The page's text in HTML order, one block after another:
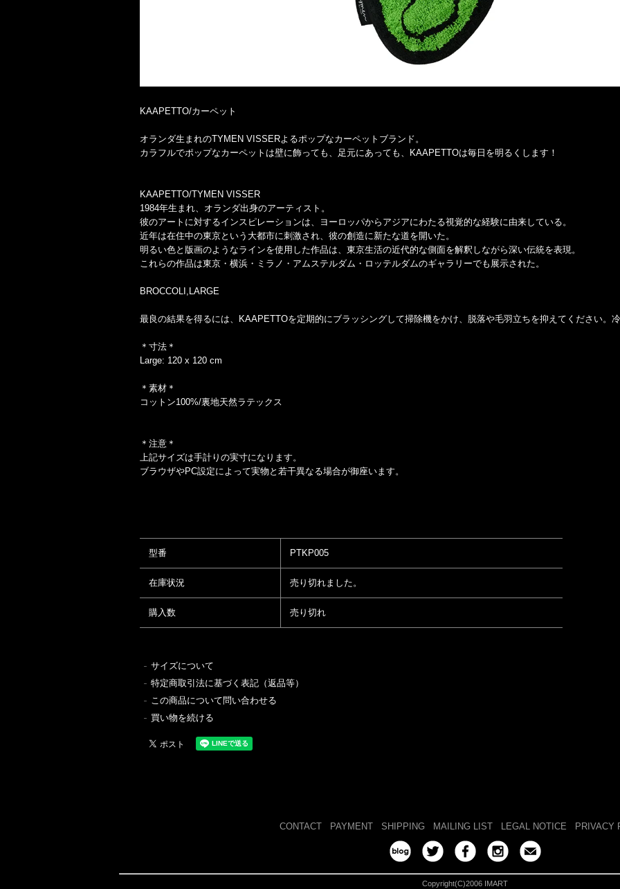
KAAPETTO/カーペット
オランダ生まれのTYMEN VISSERよるポップなカーペットブランド。
カラフルでポップなカーペットは壁に飾っても、足元にあっても、KAAPETTOは毎日を明るくします！
KAAPETTO/TYMEN VISSER
1984年生まれ、オランダ出身のアーティスト。
彼のアートに対するインスピレーションは、ヨーロッパからアジアにわたる視覚的な経験に由来している。
近年は在住中の東京という大都市に刺激され、彼の創造に新たな道を開いた。
明るい色と版画のようなラインを使用した作品は、東京生活の近代的な側面を解釈しながら深い伝統を表現。
これらの作品は東京・横浜・ミラノ・アムステルダム・ロッテルダムのギャラリーでも展示された。
BROCCOLI,LARGE
最良の結果を得るには、KAAPETTOを定期的にブラッシングして掃除機をかけ、脱落や毛羽立ちを抑えてください。
＊寸法＊
Large: 120 x 120 cm
＊素材＊
コットン100%/裏地天然ラテックス
＊注意＊
上記サイズは手計りの実寸になります。
ブラウザやPC設定によって実物と若干異なる場合が御座います。
型番 PTKP005
在庫状況 売り切れました。
購入数 売り切れ
サイズについて
特定商取引法に基づく表記（返品等）
この商品について問い合わせる
買い物を続ける
CONTACT PAYMENT SHIPPING MAILING LIST LEGAL NOTICE PRIVACY
Copyright(C)2006 IMART